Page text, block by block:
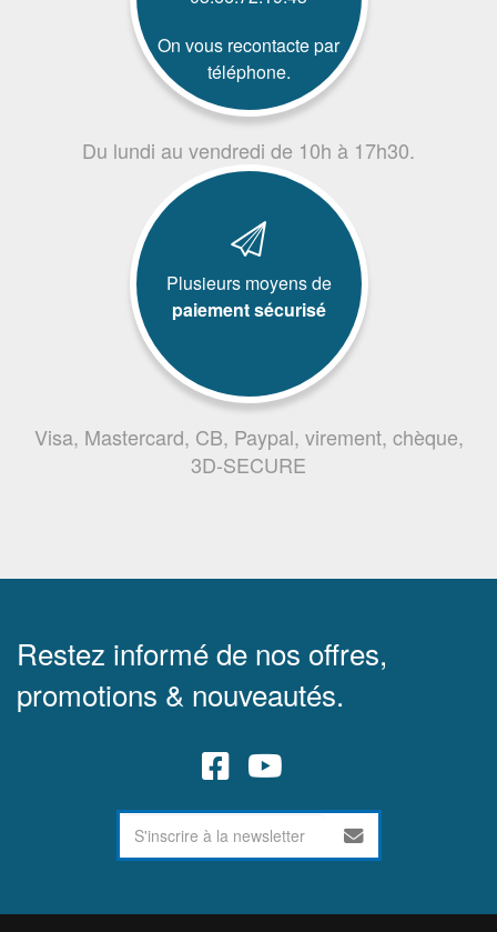
On vous recontacte par
téléphone.
Du lundi au vendredi de 10h à 17h30.
Plusieurs moyens de
paiement sécurisé
Visa, Mastercard, CB, Paypal, virement, chèque,
3D-SECURE
Restez informé de nos offres,
promotions & nouveautés.